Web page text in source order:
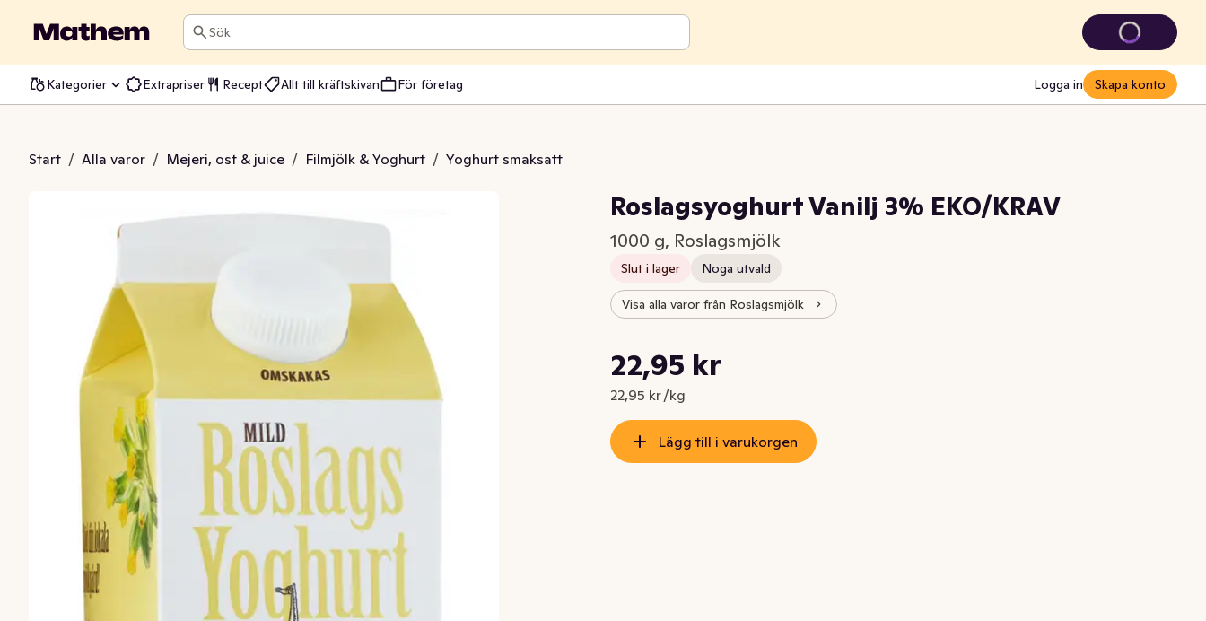
Sök
Kategorier Extrapriser Recept Allt till kräftskivan För företag Logga in Skapa konto
Start / Alla varor / Mejeri, ost & juice / Filmjölk & Yoghurt / Yoghurt smaksatt
Vanilj 3% EKO/KRAV
Roslagsyoghurt Vanilj 3% EKO/KRAV
1000 g, Roslagsmjölk
Slut i lager Noga utvald
Visa alla varor från Roslagsmjölk
Nuvarande pris är: 22,95 kr
22,95 kr
22,95 kr /kg
Styckpris: 22,95 kr /kg
Lägg till i varukorgen